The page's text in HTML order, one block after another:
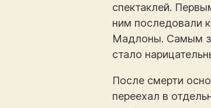
спектаклей.
ним последовали
Мадлоны. Самым
стало
После смерти
переехал в